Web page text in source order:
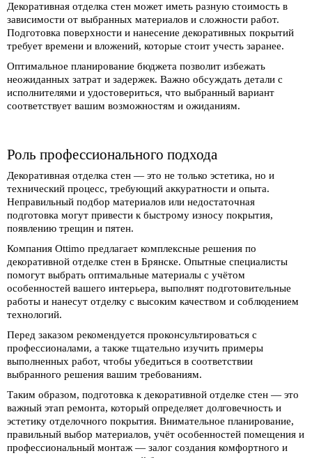
Декоративная отделка стен может иметь разную стоимость в
зависимости от выбранных материалов и сложности работ.
Подготовка поверхности и нанесение декоративных покрытий
требует времени и вложений, которые стоит учесть заранее.
Оптимальное планирование бюджета позволит избежать
неожиданных затрат и задержек. Важно обсуждать детали с
исполнителями и удостовериться, что выбранный вариант
соответствует вашим возможностям и ожиданиям.
Роль профессионального подхода
Декоративная отделка стен — это не только эстетика, но и
технический процесс, требующий аккуратности и опыта.
Неправильный подбор материалов или недостаточная
подготовка могут привести к быстрому износу покрытия,
появлению трещин и пятен.
Компания Ottimo предлагает комплексные решения по
декоративной отделке стен в Брянске. Опытные специалисты
помогут выбрать оптимальные материалы с учётом
особенностей вашего интерьера, выполнят подготовительные
работы и нанесут отделку с высоким качеством и соблюдением
технологий.
Перед заказом рекомендуется проконсультироваться с
профессионалами, а также тщательно изучить примеры
выполненных работ, чтобы убедиться в соответствии
выбранного решения вашим требованиям.
Таким образом, подготовка к декоративной отделке стен — это
важный этап ремонта, который определяет долговечность и
эстетику отделочного покрытия. Внимательное планирование,
правильный выбор материалов, учёт особенностей помещения и
профессиональный монтаж — залог создания комфортного и